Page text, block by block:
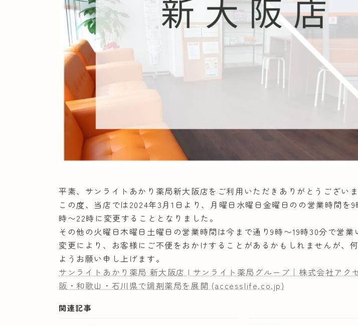
平素、サンライトあかり薬局新大阪店をご利用いただきありがとうございま
この度、当店では2024年3月1日より、月曜日水曜日金曜日のの営業時間を9
時〜22時に変更することとなりました。
その他の火曜日木曜日土曜日の営業時間は今まで通り9時〜19時30分で営業
変更により、お客様にご不便をおかけすることがあるかもしれませんが、
ようお願い申し上げます。
サンライトあかり薬局 新大阪店 | サンライト薬局グループ｜株式会社アク
阪・和歌山・石川県で調剤薬局を展開 (accesslife.co.jp)
関連記事